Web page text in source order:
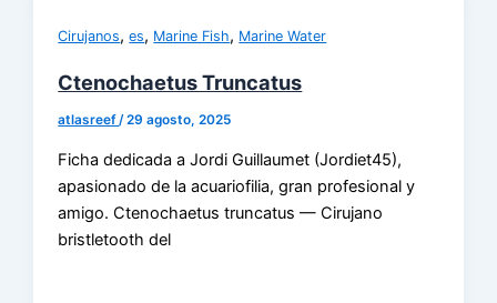
Cirujanos,es, Marine Fish, Marine Water
Ctenochaetus Truncatus
atlasreef/29 agosto, 2025
Ficha dedicada a Jordi Guillaumet (Jordiet45),
apasionado de la acuariofilia, gran profesional y
amigo. Ctenochaetus truncatus — Cirujano
bristletooth del